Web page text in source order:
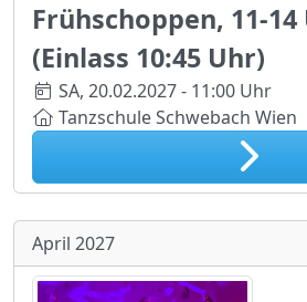
Frühschoppen, 11-14
(Einlass 10:45 Uhr)
SA, 20.02.2027 - 11:00 Uhr
Tanzschule Schwebach Wien
April 2027